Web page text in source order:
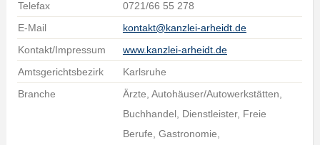
Telefax
0721/66 55 278
E-Mail
kontakt@kanzlei-arheidt.de
Kontakt/Impressum
www.kanzlei-arheidt.de
Amtsgerichtsbezirk
Karlsruhe
Branche
Ärzte, Autohäuser/Autowerkstätten,
Buchhandel, Dienstleister, Freie
Berufe, Gastronomie,